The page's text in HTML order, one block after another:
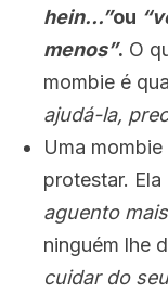
hein…”ou
menos”. O
mombie é
ajudá-la,
Uma
protestar.
aguento
ninguém lhe
cuidar do